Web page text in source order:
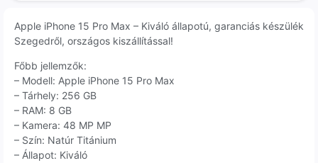
Apple iPhone 15 Pro Max – Kiváló állapotú, garanciás készülék
Szegedről, országos kiszállítással!
Főbb jellemzők:
– Modell: Apple iPhone 15 Pro Max
– Tárhely: 256 GB
– RAM: 8 GB
– Kamera: 48 MP MP
– Szín: Natúr Titánium
– Állapot: Kiváló